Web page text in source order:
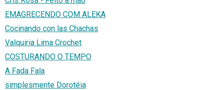
EMAGRECENDO COM ALEKA
Cocinando con las Chachas
Valquiria Lima Crochet
COSTURANDO O TEMPO
A Fada Fala
simplesmente Dorotéia